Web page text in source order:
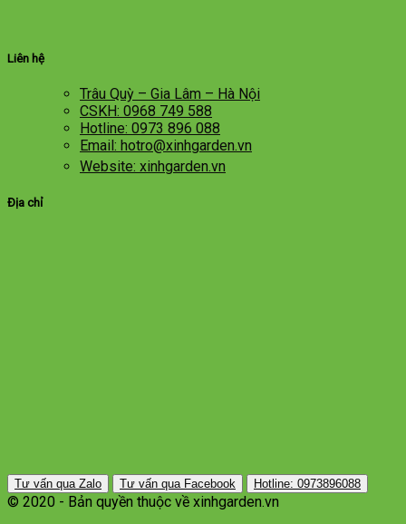
Liên hệ
Trâu Quỳ – Gia Lâm – Hà Nội
CSKH: 0968 749 588
Hotline: 0973 896 088
Email: hotro@xinhgarden.vn
Website: xinhgarden.vn
Địa chỉ
Tư vấn qua Zalo Tư vấn qua Facebook Hotline: 0973896088
© 2020 - Bản quyền thuộc về xinhgarden.vn